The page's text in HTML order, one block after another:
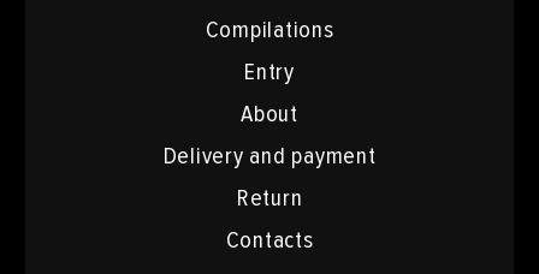
Compilations
Entry
About
Delivery and payment
Return
Contacts